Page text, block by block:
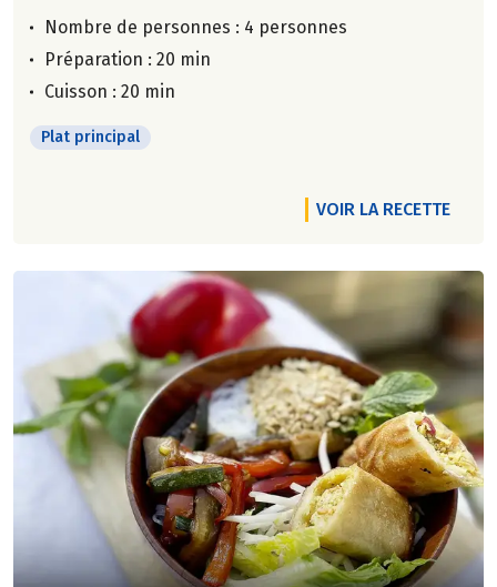
Nombre de personnes : 4 personnes
Préparation : 20 min
Cuisson : 20 min
Plat principal
VOIR LA RECETTE